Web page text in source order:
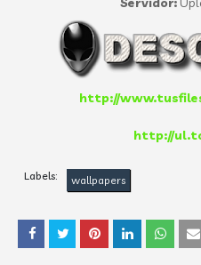
http://
http://
Labels: wallpapers